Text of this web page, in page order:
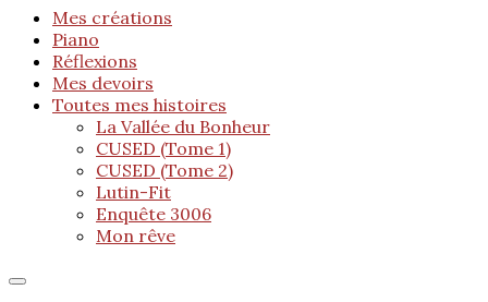
Mes créations
Piano
Réflexions
Mes devoirs
Toutes mes histoires
La Vallée du Bonheur
CUSED (Tome 1)
CUSED (Tome 2)
Lutin-Fit
Enquête 3006
Mon rêve